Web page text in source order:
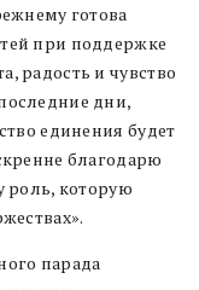
готова
при поддержке
радость и чувство
дни,
единения будет
благодарю
роль, которую
парада